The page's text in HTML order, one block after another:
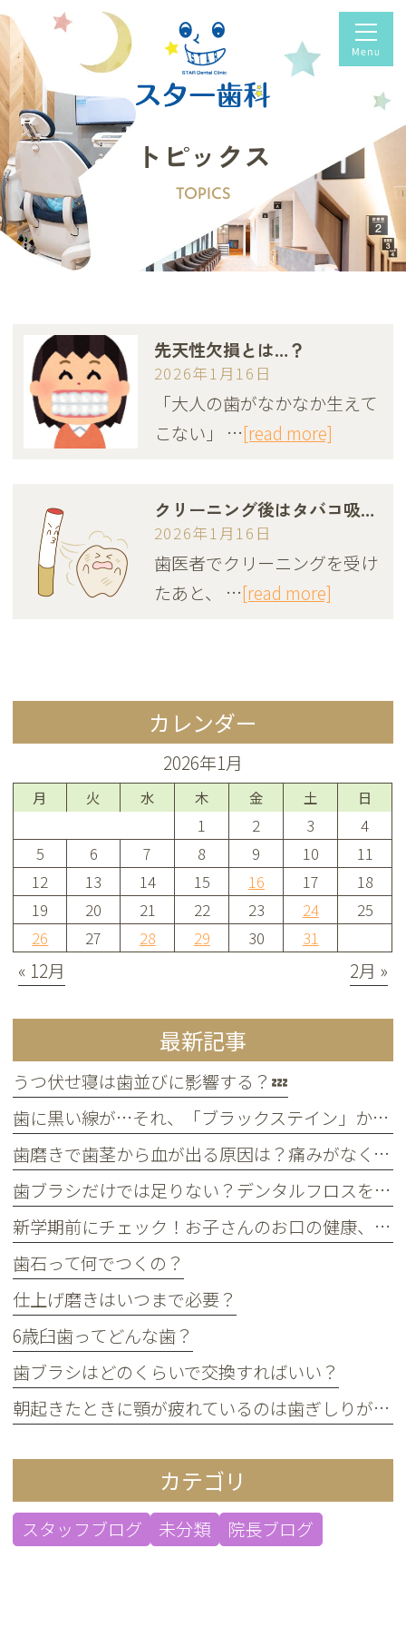
トピックス
TOPICS
先天性欠損とは…？
2026年1月16日
「大人の歯がなかなか生えて
こない」 …[read more]
クリーニング後はタバコ吸っていいの？！🚬
2026年1月16日
歯医者でクリーニングを受け
たあと、 …[read more]
カレンダー
2026年1月
月 火 水 木 金 土 日
1 2 3
4
5
6 7 8 9 10
11
12
13 14 15 16 17
18
19
20 21 22 23 24
25
26
27 28 29 30 31
« 12月 2月 »
最新記事
うつ伏せ寝は歯並びに影響する？💤
歯に黒い線が…それ、「ブラックステイン」かもしれません！
歯磨きで歯茎から血が出る原因は？痛みがなくても受診すべき判断基準
歯ブラシだけでは足りない？デンタルフロスを使うメリット
新学期前にチェック！お子さんのお口の健康、大丈夫？
歯石って何でつくの？
仕上げ磨きはいつまで必要？
6歳臼歯ってどんな歯？
歯ブラシはどのくらいで交換すればいい？
朝起きたときに顎が疲れているのは歯ぎしりが原因？
カテゴリ
スタッフブログ 未分類 院長ブログ